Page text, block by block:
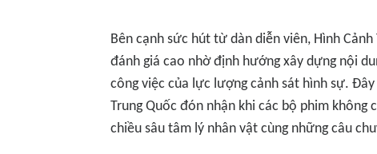
Bên cạnh sức hút từ dàn diễn viên, Hình
đánh giá cao nhờ định hướng xây dựng nội
công việc của lực lượng cảnh sát hình sự.
Trung Quốc đón nhận khi các bộ phim
chiều sâu tâm lý nhân vật cùng những câu